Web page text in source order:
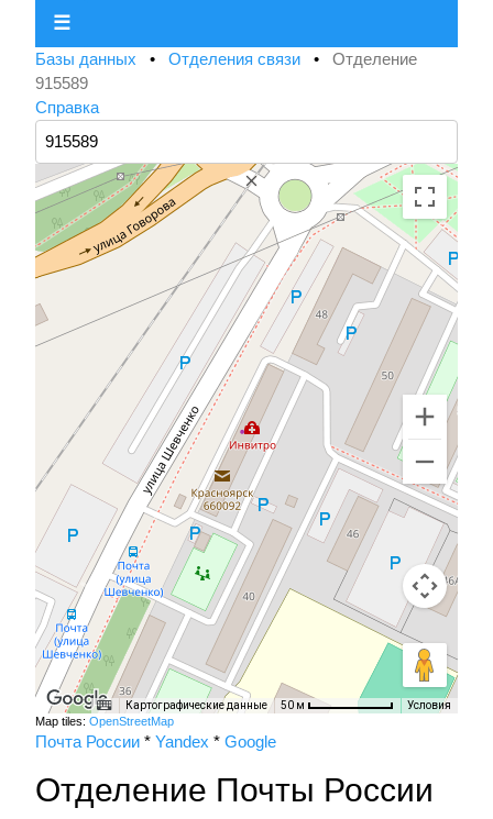
☰
Базы данных • Отделения связи • Отделение
915589
Справка
Картографические данные 50 м Условия
Map tiles: OpenStreetMap
Почта России * Yandex * Google
Отделение Почты России